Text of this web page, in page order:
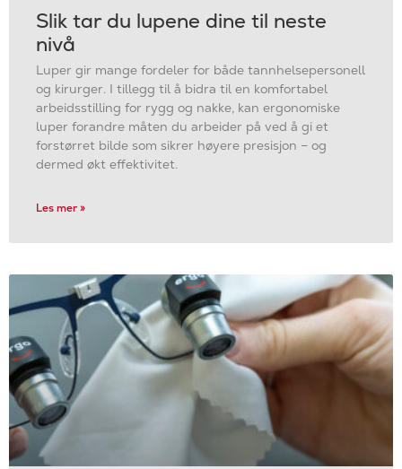
Slik tar du lupene dine til neste
nivå
Luper gir mange fordeler for både tannhelsepersonell
og kirurger. I tillegg til å bidra til en komfortabel
arbeidsstilling for rygg og nakke, kan ergonomiske
luper forandre måten du arbeider på ved å gi et
forstørret bilde som sikrer høyere presisjon – og
dermed økt effektivitet.
Les mer »